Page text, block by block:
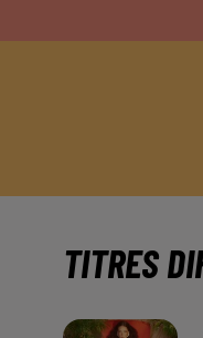
TITRES